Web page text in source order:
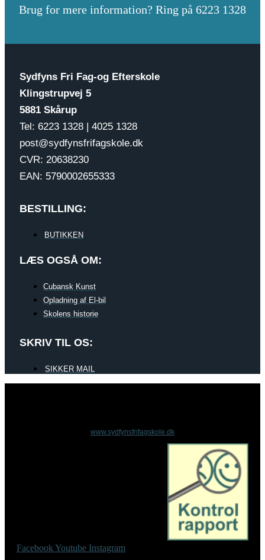
Brug for mere information? Ring på 6223 1328
Sydfyns Fri Fag-og Efterskole
Klingstrupvej 5
5881 Skårup
Tel: 6223 1328 | 4025 1328
post@sydfynsfrifagskole.dk
CVR: 20638230
EAN: 5790002655333
BESTILLING:
BUTIKKEN
LÆS OGSÅ OM:
Cubansk Kunst
Opladning af El-bil
Skolens historie
SKRIV TIL OS:
SIKKER MAIL
www.sydfynsfrifagskole.dk
Facebook Youtube Instagram